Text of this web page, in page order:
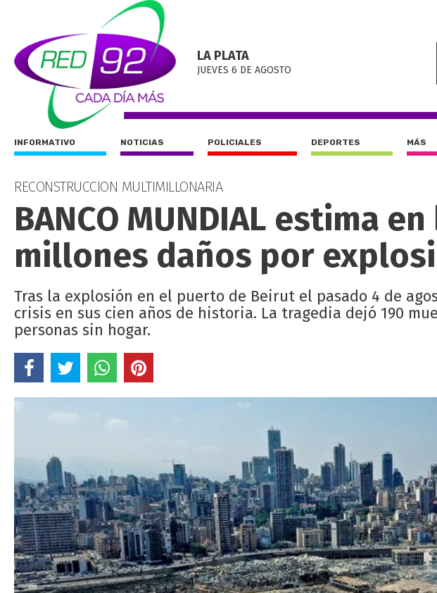
LA PLATA
JUEVES 6 DE AGOSTO
INFORMATIVO NOTICIAS POLICIALES DEPORTES MÁS
RECONSTRUCCION MULTIMILLONARIA
BANCO MUNDIAL estima
millones daños por
Tras la explosión en el puerto de Beirut el pasado 4 de
crisis en sus cien años de historia. La tragedia dejó 190
personas sin hogar.